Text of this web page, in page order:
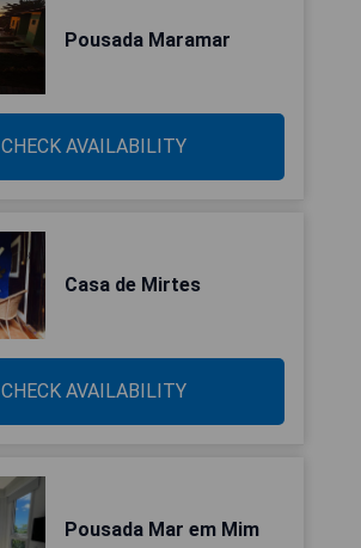
Pousada Maramar
CHECK AVAILABILITY
Casa de Mirtes
CHECK AVAILABILITY
Pousada Mar em Mim